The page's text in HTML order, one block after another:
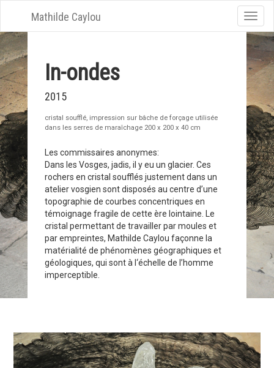
Toggle
Mathilde Caylou
In-ondes
2015
cristal soufflé, impression sur bâche de forçage utilisée
dans les serres de maraîchage 200 x 200 x 40 cm
Les commissaires anonymes:
Dans les Vosges, jadis, il y eu un glacier. Ces
rochers en cristal soufflés justement dans un
atelier vosgien sont disposés au centre d’une
topographie de courbes concentriques en
témoignage fragile de cette ère lointaine. Le
cristal permettant de travailler par moules et
par empreintes, Mathilde Caylou façonne la
matérialité de phénomènes géographiques et
géologiques, qui sont à l‘échelle de l’homme
imperceptible.